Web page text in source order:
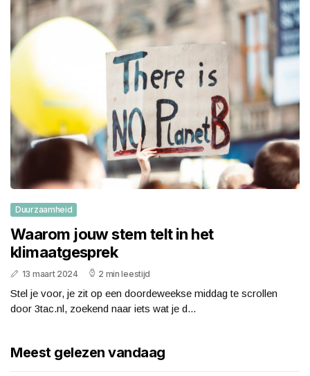
Duurzaamheid
Waarom jouw stem telt in het
klimaatgesprek
13 maart 2024 2 min leestijd
Stel je voor, je zit op een doordeweekse middag te scrollen
door 3tac.nl, zoekend naar iets wat je d...
Meest gelezen vandaag